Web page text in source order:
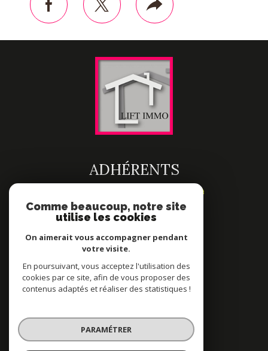
facebooktwitterPlus
de
partage
ADHÉRENTS
Traduction powered by Google
Comme beaucoup, notre site
utilise les cookies
On aimerait vous accompagner pendant
votre visite.
En poursuivant, vous acceptez l'utilisation des
cookies par ce site, afin de vous proposer des
contenus adaptés et réaliser des statistiques !
PARAMÉTRER